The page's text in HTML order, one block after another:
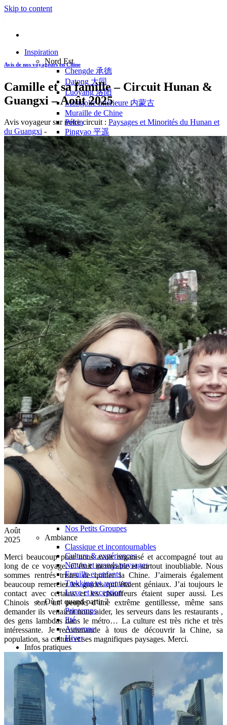
Skip to content
Inspiration
Nord Est
Chengde 承德
Datong 大同
Luoyang 洛阳
Mongolie Intérieure 内蒙古
Muraille de Chine
Pékin
Pingyao 平遥
Wutaishan 五台山
Côte Est
Anhui 安徽
Hangzhou 杭州
Jiangxi 江西
Montagnes Jaunes
Shandong 山东
Shanghai 上海
Suzhou 苏州
Nord Ouest
Gansu 甘肃
Dunhuang – 敦煌
Jiayuguan – 嘉峪关
Qinghai 青海
Xi’an 西安市
Xinjiang 新疆
Kashgar
Turpan
Sud Est
Canton 广州
Fujian 福建
Hong Kong 香港
Hunan 湖南
Ile d’Hainan 海南
Macao 澳门
Taïwan 台湾
Shenzhen
Sud Ouest
Chongqing 重庆
Guangxi 广西
Guizhou 贵州
Hubei
Tibet 西藏
Yunnan 云南
Circuits
Organisation
Circuits sur mesure
Nos Petits Groupes
Ambiance
Classique et incontournables
Culture & expériences
Nature et grands paysages
Famille et enfants
Trekking et aventure
Luxe et exception
Où et quand partir ?
Printemps
Eté
Automne
Hiver
Infos pratiques
Notre agence
Notre agence en Chine
Réseau Asian Roads
Garanties et engagements Asian Roads
Avis de nos voyageurs
Voyages d’affaires en Chine
Voyage scolaire et culturel en Chine
La Chine & ses secrets
Avis de nos voyageurs en Chine
Camille et sa famille – Circuit Hunan &
Guangxi – Août 2025
Avis voyageur sur notre circuit : Paysages et Minorités du Hunan et
du Guangxi -
Août
2025
Merci beaucoup pour nous avoir organisé et accompagné tout au
long de ce voyage. C’était incroyable et surtout inoubliable. Nous
sommes rentrés tristes de quitter la Chine. J’aimerais également
beaucoup remercier les guides qui étaient géniaux. J’ai toujours le
contact avec certains et les chauffeurs étaient super aussi. Les
Chinois sont un peuple d’une extrême gentillesse, même sans
demander ils venaient nous aider, les serveurs dans les restaurants ,
des gens lambdas dans le métro… La culture est très riche et très
intéressante. Je recommande à tous de découvrir la Chine, sa
population, sa culture et ses magnifiques paysages. Merci.